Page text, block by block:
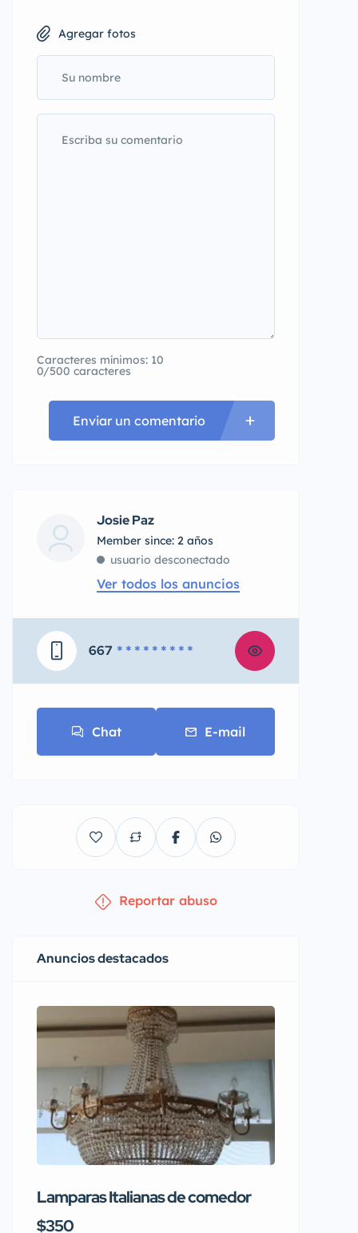
Agregar fotos
Caracteres mínimos: 10
0/500 caracteres
Enviar un comentario
Josie Paz
Member since: 2 años
usuario desconectado
Ver todos los anuncios
667 * * * * * * * * *
Chat E-mail
Reportar abuso
Anuncios destacados
Lamparas Italianas de comedor
$350